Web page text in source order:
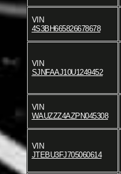
VIN
4S3BH665826678678
VIN
SJNFAAJ10U1249452
VIN
WAUZZZ4AZPN045308
VIN
JTEBU3FJ705060614